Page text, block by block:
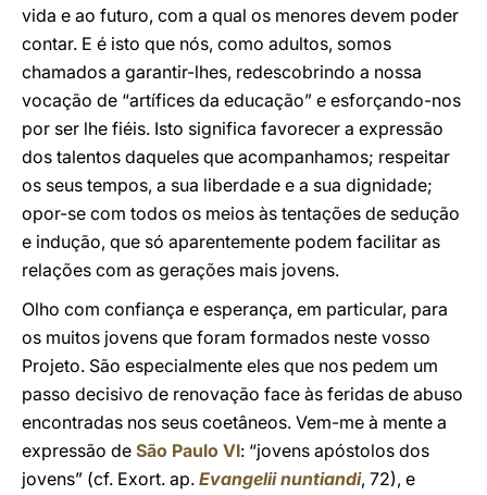
vida e ao futuro, com a qual os menores devem poder
contar. E é isto que nós, como adultos, somos
chamados a garantir-lhes, redescobrindo a nossa
vocação de “artífices da educação” e esforçando-nos
por ser lhe fiéis. Isto significa favorecer a expressão
dos talentos daqueles que acompanhamos; respeitar
os seus tempos, a sua liberdade e a sua dignidade;
opor-se com todos os meios às tentações de sedução
e indução, que só aparentemente podem facilitar as
relações com as gerações mais jovens.
Olho com confiança e esperança, em particular, para
os muitos jovens que foram formados neste vosso
Projeto. São especialmente eles que nos pedem um
passo decisivo de renovação face às feridas de abuso
encontradas nos seus coetâneos. Vem-me à mente a
expressão de São Paulo VI: “jovens apóstolos dos
jovens” (cf. Exort. ap. Evangelii nuntiandi, 72), e